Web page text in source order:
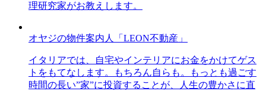
理研究家がお教えします。
オヤジの物件案内人「LEON不動産」
イタリアでは、自宅やインテリアにお金をかけてゲス
トをもてなします。もちろん自らも。もっとも過ごす
時間の長い”家”に投資することが、人生の豊かさに直